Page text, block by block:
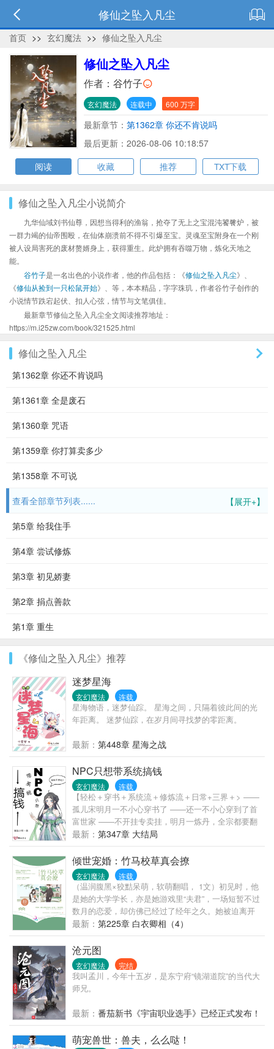
修仙之坠入凡尘
首页 >> 玄幻魔法 >> 修仙之坠入凡尘
修仙之坠入凡尘
作者： 谷竹子
玄幻魔法 连载中 600 万字
最新章节： 第1362章 你还不肯说吗
最后更新：2026-08-06 10:18:57
阅读
收藏 推荐 TXT下载
修仙之坠入凡尘小说简介
九华仙域刘书仙尊，因想当得利的渔翁，抢夺了无上之宝混沌饕餮炉，被
一群力竭的仙帝围殴，在仙体崩溃前不得不引爆至宝。灵魂至宝附身在一个刚
被人设局害死的废材赘婿身上，获得重生。此炉拥有吞噬万物，炼化天地之
能。
谷竹子是一名出色的小说作者，他的作品包括：《修仙之坠入凡尘》、
《修仙从捡到一只松鼠开始》、等，本本精品，字字珠玑，作者谷竹子创作的
小说情节跌宕起伏、扣人心弦，情节与文笔俱佳。
最新章节修仙之坠入凡尘全文阅读推荐地址：
https://m.i25zw.com/book/321525.html
修仙之坠入凡尘
第1362章 你还不肯说吗
第1361章 全是废石
第1360章 咒语
第1359章 你打算卖多少
第1358章 不可说
【展开+】
查看全部章节列表......
第5章 给我住手
第4章 尝试修炼
第3章 初见娇妻
第2章 捐点善款
第1章 重生
《修仙之坠入凡尘》推荐
迷梦星海
玄幻魔法 连载
星海物语，迷梦仙踪。 星海之间，只隔着彼此间的光
年距离。 迷梦仙踪，在岁月间寻找梦的零距离。
最新： 第448章 星海之战
NPC只想带系统搞钱
玄幻魔法 连载
【轻松＋穿书＋系统流＋修炼流＋日常+三界＋> ——
孤儿宋明月一不小心穿书了 ——还一不小心穿到了首
富世家 ——不开挂专卖挂，明月一炼丹，全宗都要翻
——从此以后，宋明月带着250系统做任务，开启致富
之路 ——人生一定要有梦想，就算是要做最有钱的那
一个> ——人生不能没目标，挣他一个亿！ ——先定
一个小目标，挣他一个亿！
—————————————— “老爷！” “讲。” “您已
经关了小姐三天了！” “哦？那么她，认错了？” “不，小
姐带着五十两逃跑了！”
最新： 第347章 大结局
倾世宠婚：竹马校草真会撩
玄幻魔法 连载
（温润腹黑×狡黠呆萌，软萌翻唱， 1文）初见时，他
是她的大学学长，亦是她游戏里“夫君”，一场短暂不过
数月的恋爱，却仿佛已经过了经年之久。她被迫离开
他，却不想，有些事，容不得她改变。 再见时，他是
金牌配音演员，她只是一个翻唱新秀。因一首剧情歌
意外相遇，她看见他慌忙想逃。却被他一把拽住，将
她逼至角落，欺身而上，彼时的他眼中波光潋滟，却
是轻声说了了一句，“陆长欢，这一世，我定不会再放
手！”
最新： 第225章 白衣卿相（4）
沧元图
玄幻魔法 完结
我叫孟川，今年十五岁，是东宁府“镜湖道院”的当代大
师兄。
最新： 番茄新书《宇宙职业选手》已经正式发布！
萌宠兽世：兽夫，么么哒！